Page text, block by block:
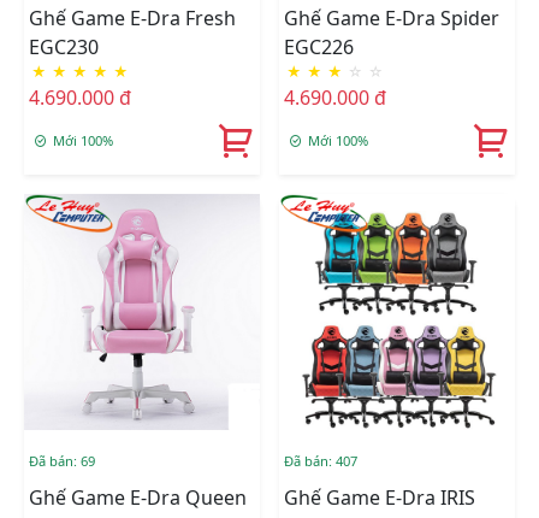
Ghế Game E-Dra Fresh
EGC230
★ ★ ★ ★ ★
4.690.000 đ
Mới 100%
Ghế Game E-Dra Spider
EGC226
★ ★ ★ ☆ ☆
4.690.000 đ
Mới 100%
Đã bán: 69
Ghế Game E-Dra Queen
Đã bán: 407
Ghế Game E-Dra IRIS